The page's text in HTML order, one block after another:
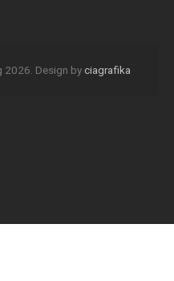
2026. Design byciagrafika